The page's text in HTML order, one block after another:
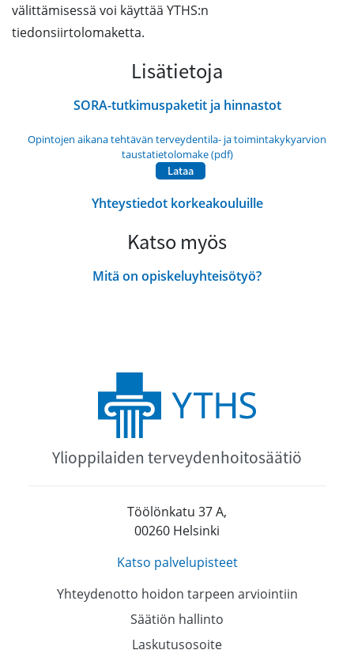
välittämisessä voi käyttää YTHS:n
tiedonsiirtolomaketta.
Lisätietoja
SORA-tutkimuspaketit ja hinnastot
Opintojen aikana tehtävän terveydentila- ja toimintakykyarvion
taustatietolomake (pdf)
Lataa
Yhteystiedot korkeakouluille
Katso myös
Mitä on opiskeluyhteisötyö?
Ylioppilaiden terveydenhoitosäätiö
Töölönkatu 37 A,
00260 Helsinki
Katso palvelupisteet
Yhteydenotto hoidon tarpeen arviointiin
Säätiön hallinto
Laskutusosoite